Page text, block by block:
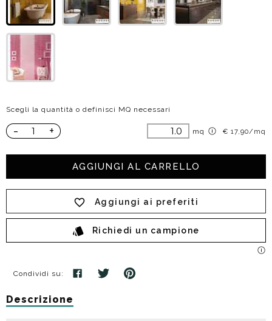
Scegli la quantità o definisci MQ necessari
- + mq € 17,90/mq
AGGIUNGI AL CARRELLO
Aggiungi ai preferiti
Richiedi un campione
Condividi su:
Descrizione